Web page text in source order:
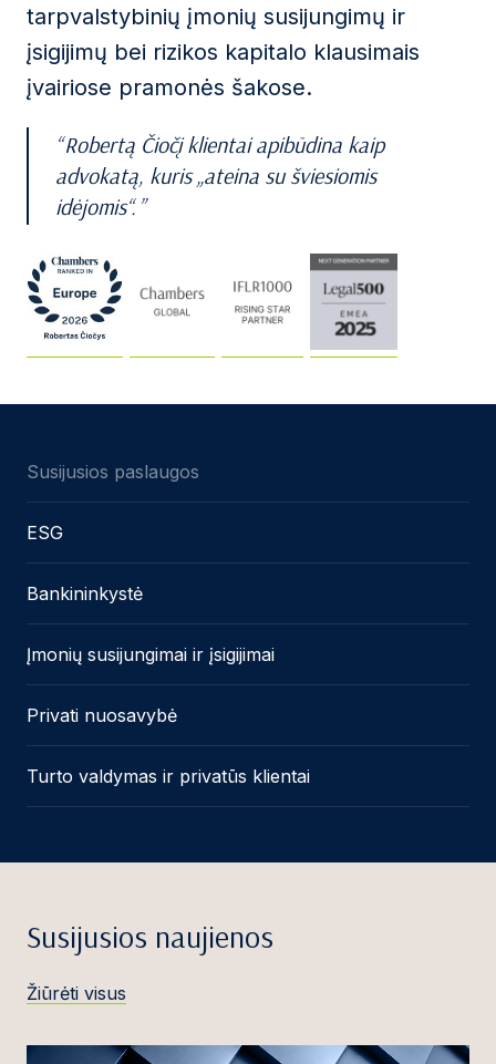
tarpvalstybinių įmonių susijungimų ir
įsigijimų bei rizikos kapitalo klausimais
įvairiose pramonės šakose.
Robertą Čiočį klientai apibūdina kaip
advokatą, kuris „ateina su šviesiomis
idėjomis“.
Susijusios paslaugos
ESG
Bankininkystė
Įmonių susijungimai ir įsigijimai
Privati nuosavybė
Turto valdymas ir privatūs klientai
Susijusios naujienos
Žiūrėti visus